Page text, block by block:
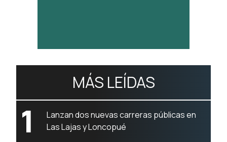
MÁS LEÍDAS
1
Lanzan dos nuevas carreras públicas en
Las Lajas y Loncopué